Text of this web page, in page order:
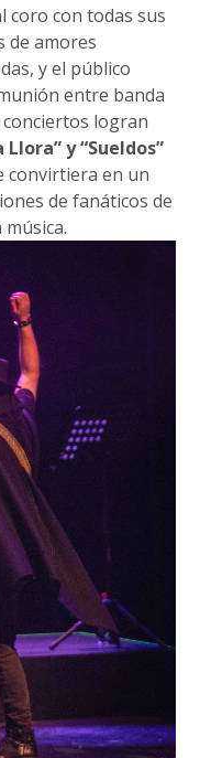
coro con todas sus
de amores
y el público
entre banda
logran
Llora” y “Sueldos”
convirtiera en un
de fanáticos de